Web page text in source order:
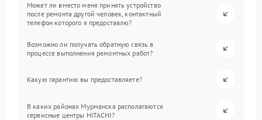
Может ли вместо меня принять устройство
после ремонта другой человек, контактный
телефон которого я предоставлю?
Возможно ли получать обратную связь в
процессе выполнения ремонтных работ?
Какую гарантию вы предоставляете?
В каких районах Мурманска располагаются
сервисные центры HITACHI?